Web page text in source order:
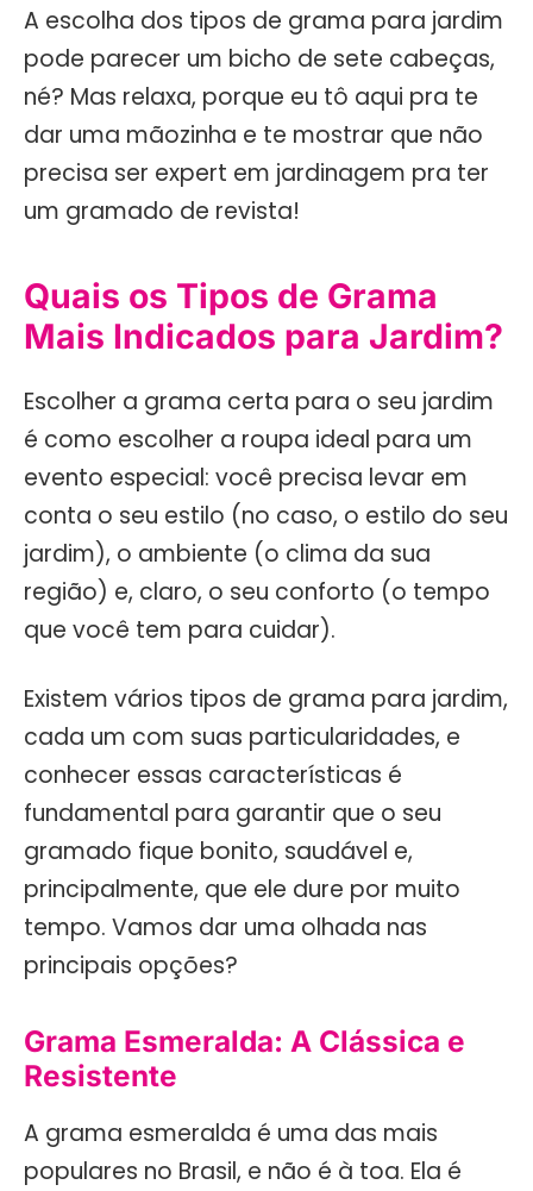
A escolha dos tipos de grama para jardim
pode parecer um bicho de sete cabeças,
né? Mas relaxa, porque eu tô aqui pra te
dar uma mãozinha e te mostrar que não
precisa ser expert em jardinagem pra ter
um gramado de revista!
Quais os Tipos de Grama
Mais Indicados para Jardim?
Escolher a grama certa para o seu jardim
é como escolher a roupa ideal para um
evento especial: você precisa levar em
conta o seu estilo (no caso, o estilo do seu
jardim), o ambiente (o clima da sua
região) e, claro, o seu conforto (o tempo
que você tem para cuidar).
Existem vários tipos de grama para jardim,
cada um com suas particularidades, e
conhecer essas características é
fundamental para garantir que o seu
gramado fique bonito, saudável e,
principalmente, que ele dure por muito
tempo. Vamos dar uma olhada nas
principais opções?
Grama Esmeralda: A Clássica e
Resistente
A grama esmeralda é uma das mais
populares no Brasil, e não é à toa. Ela é